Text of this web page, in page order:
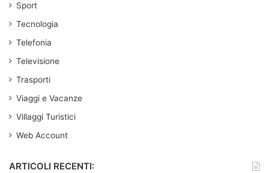
Sport
Tecnologia
Telefonia
Televisione
Trasporti
Viaggi e Vacanze
Villaggi Turistici
Web Account
ARTICOLI RECENTI: